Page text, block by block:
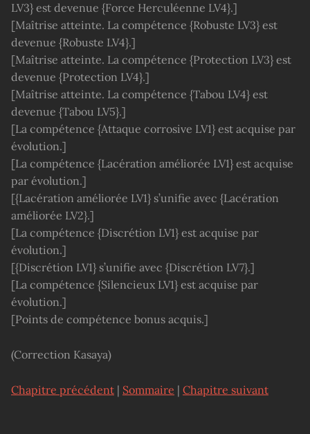
LV3} est devenue {Force Herculéenne LV4}.]
[Maîtrise atteinte. La compétence {Robuste LV3} est
devenue {Robuste LV4}.]
[Maîtrise atteinte. La compétence {Protection LV3} est
devenue {Protection LV4}.]
[Maîtrise atteinte. La compétence {Tabou LV4} est
devenue {Tabou LV5}.]
[La compétence {Attaque corrosive LV1} est acquise par
évolution.]
[La compétence {Lacération améliorée LV1} est acquise
par évolution.]
[{Lacération améliorée LV1} s’unifie avec {Lacération
améliorée LV2}.]
[La compétence {Discrétion LV1} est acquise par
évolution.]
[{Discrétion LV1} s’unifie avec {Discrétion LV7}.]
[La compétence {Silencieux LV1} est acquise par
évolution.]
[Points de compétence bonus acquis.]
(Correction Kasaya)
Chapitre précédent | Sommaire | Chapitre suivant